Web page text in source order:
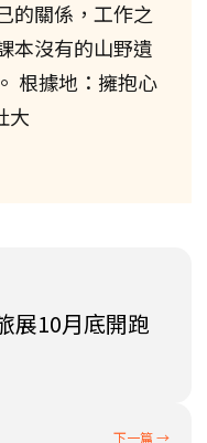
的關係，工作之
本沒有的山野遺
根據地：擁抱心
大
展10月底開跑